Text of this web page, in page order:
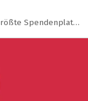
Deutschlands größte Spendenplattform